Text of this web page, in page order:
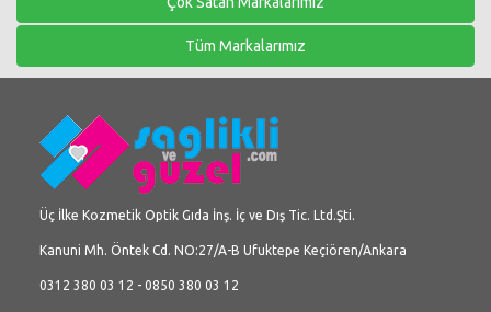
Tüm Markalarımız
Üç İlke Kozmetik Optik Gıda İnş. İç ve Dış Tic. Ltd.Şti.
Kanuni Mh. Öntek Cd. NO:27/A-B Ufuktepe Keçiören/Ankara
0312 380 03 12 - 0850 380 03 12